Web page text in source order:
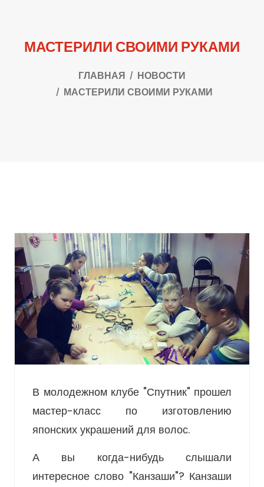
МАСТЕРИЛИ СВОИМИ РУКАМИ
ГЛАВНАЯ
НОВОСТИ
МАСТЕРИЛИ СВОИМИ РУКАМИ
В молодежном клубе "Спутник" прошел
мастер-класс по изготовлению
японских украшений для волос.
А вы когда-нибудь слышали
интересное слово "Канзаши"? Канзаши